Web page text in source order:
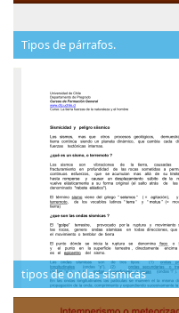
Tipos de párrafos.
tipos de ondas sísmicas